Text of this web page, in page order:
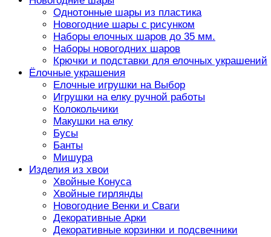
Однотонные шары из пластика
Новогодние шары с рисунком
Наборы елочных шаров до 35 мм.
Наборы новогодних шаров
Крючки и подставки для елочных украшений
Ёлочные украшения
Елочные игрушки на Выбор
Игрушки на елку ручной работы
Колокольчики
Макушки на елку
Бусы
Банты
Мишура
Изделия из хвои
Хвойные Конуса
Хвойные гирлянды
Новогодние Венки и Сваги
Декоративные Арки
Декоративные корзинки и подсвечники